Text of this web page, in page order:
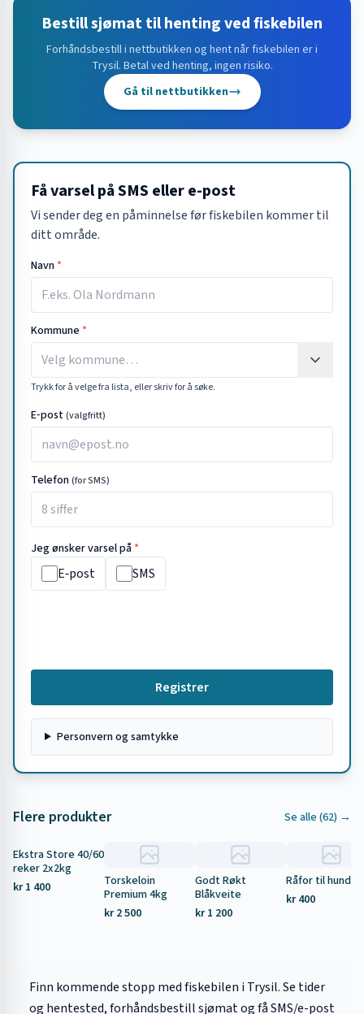
Bestill sjømat til henting ved fiskebilen
Forhåndsbestill i nettbutikken og hent når fiskebilen er i
Trysil. Betal ved henting, ingen risiko.
Gå til nettbutikken
Få varsel på SMS eller e-post
Vi sender deg en påminnelse før fiskebilen kommer til
ditt område.
Navn *
Kommune *
Trykk for å velge fra lista, eller skriv for å søke.
E‑post (valgfritt)
Telefon(for SMS)
Jeg ønsker varsel på *
E‑post SMS
Registrer
Personvern og samtykke
Flere produkter Se alle (62) →
Tilbud
Ekstra Store 40/60
reker 2x2kg
kr 1 400
Torskeloin
Premium 4kg
kr 2 500
Godt Røkt
Blåkveite
kr 1 200
Råfor til hund
kr 400
Finn kommende stopp med fiskebilen i Trysil. Se tider
og hentested, forhåndsbestill sjømat og få SMS/e-post